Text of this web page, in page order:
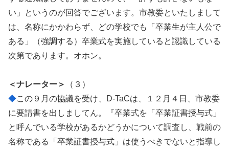
い」というのが回答でございます。市教委といたしまして
は、名称にかかわらず、どの学校でも「卒業生が主人公で
ある」（強調する）卒業式を実施していると認識している
次第であります。オホン。
＜ナレーター＞
（３）
◆この９月の協議を受け、D-TaCは、１２月４日、市教委
に要請書を出しましてん。『卒業式を「卒業証書授与式」
と呼んでいる学校があるかどうかについて調査し、戦前の
名称である「卒業証書授与式」は使うべきでないと指導し